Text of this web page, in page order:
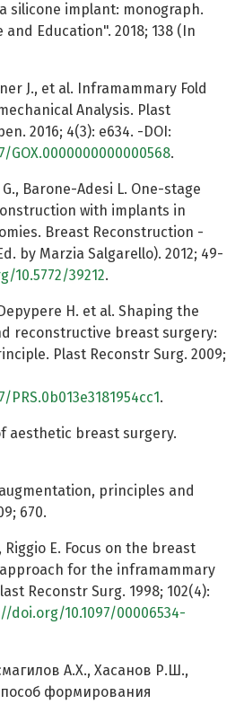
silicone implant: monograph.
and Education". 2018; 138 (In
J., et al. Inframammary Fold
Analysis. Plast
2016; 4(3): e634. -DOI:
.
Barone-Adesi L. One-stage
with implants in
Breast Reconstruction -
by Marzia Salgarello). 2012; 49-
10.5772/39212.
H. et al. Shaping the
reconstructive breast surgery:
Plast Reconstr Surg. 2009;
.
aesthetic breast surgery.
principles and
670.
Riggio E. Focus on the breast
for the inframammary
Reconstr Surg. 1998; 102(4):
doi.org/10.1097/00006534-
А.Х., Хасанов Р.Ш.,
формирования